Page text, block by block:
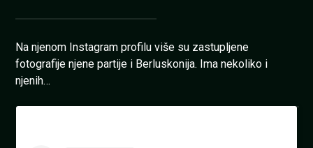
Na njenom Instagram profilu više su zastupljene
fotografije njene partije i Berluskonija. Ima nekoliko i
njenih…